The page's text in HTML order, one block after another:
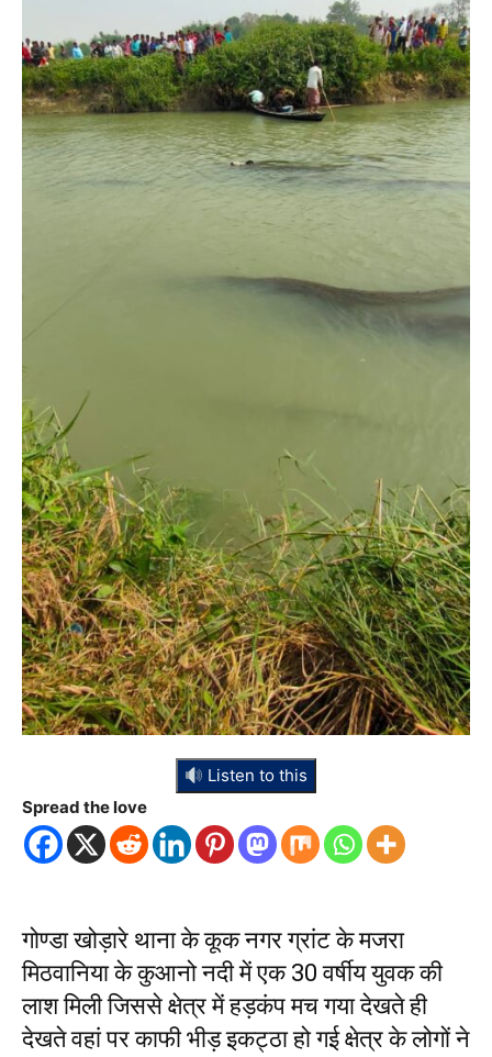
Listen to this
Spread the love
गोण्डा खोड़ारे थाना के कूक नगर ग्रांट के मजरा
मिठवानिया के कुआनो नदी में एक 30 वर्षीय युवक की
लाश मिली जिससे क्षेत्र में हड़कंप मच गया देखते ही
देखते वहां पर काफी भीड़ इकट्ठा हो गई क्षेत्र के लोगों ने